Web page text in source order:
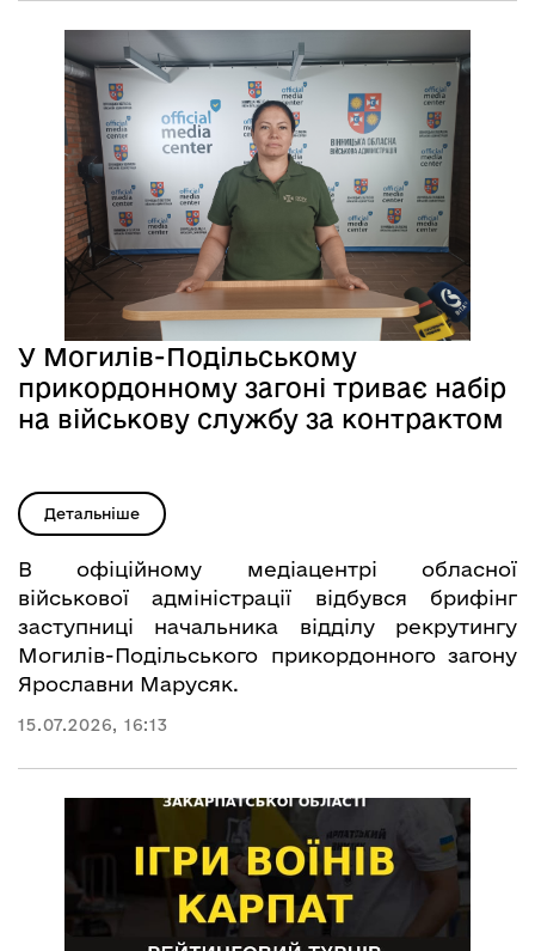
У Могилів-Подільському
прикордонному загоні триває набір
на військову службу за контрактом
Детальніше
В офіційному медіацентрі обласної
військової адміністрації відбувся брифінг
заступниці начальника відділу рекрутингу
Могилів-Подільського прикордонного загону
Ярославни Марусяк.
15.07.2026, 16:13